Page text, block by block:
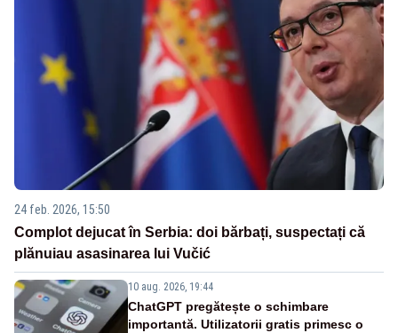
24 feb. 2026, 15:50
Complot dejucat în Serbia: doi bărbați, suspectați că
plănuiau asasinarea lui Vučić
10 aug. 2026, 19:44
ChatGPT pregătește o schimbare
importantă. Utilizatorii gratis primesc o